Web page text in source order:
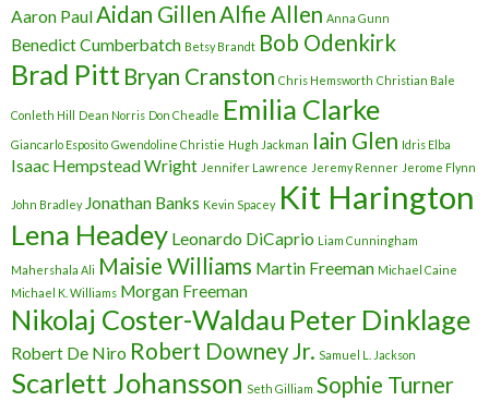
Aaron PaulAidan GillenAlfie Allen Anna Gunn
Benedict Cumberbatch Betsy Brandt Bob Odenkirk
Brad Pitt Bryan Cranston Chris Hemsworth Christian Bale
Conleth Hill Dean Norris Don Cheadle Emilia Clarke
Giancarlo Esposito Gwendoline Christie Hugh Jackman Iain Glen Idris Elba
Isaac Hempstead Wright Jennifer Lawrence Jeremy Renner Jerome Flynn
John Bradley Jonathan Banks Kevin Spacey Kit Harington
Lena Headey Leonardo DiCaprio Liam Cunningham
Mahershala Ali Maisie Williams Martin Freeman Michael Caine
Michael K. Williams Morgan Freeman
Nikolaj Coster-Waldau Peter Dinklage
Robert De Niro Robert Downey Jr. Samuel L. Jackson
Scarlett Johansson Seth Gilliam Sophie Turner